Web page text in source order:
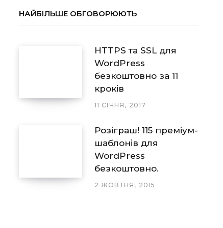
НАЙБІЛЬШЕ ОБГОВОРЮЮТЬ
HTTPS та SSL для
WordPress
безкоштовно за 11
кроків
11 СІЧНЯ, 2017
Розіграш! 115 преміум-
шаблонів для
WordPress
безкоштовно.
2 ЖОВТНЯ, 2015